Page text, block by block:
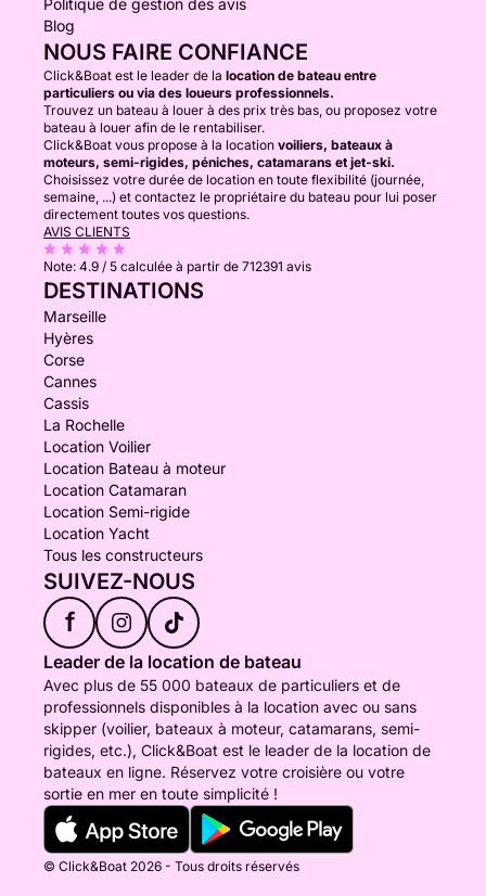
Politique de gestion des avis
Blog
NOUS FAIRE CONFIANCE
Click&Boat est le leader de la location de bateau entre
particuliers ou via des loueurs professionnels.
Trouvez un bateau à louer à des prix très bas, ou proposez votre
bateau à louer afin de le rentabiliser.
Click&Boat vous propose à la location voiliers, bateaux à
moteurs, semi-rigides, péniches, catamarans et jet-ski.
Choisissez votre durée de location en toute flexibilité (journée,
semaine, ...) et contactez le propriétaire du bateau pour lui poser
directement toutes vos questions.
AVIS CLIENTS
Note: 4.9 / 5 calculée à partir de 712391 avis
DESTINATIONS
Marseille
Hyères
Corse
Cannes
Cassis
La Rochelle
Location Voilier
Location Bateau à moteur
Location Catamaran
Location Semi-rigide
Location Yacht
Tous les constructeurs
SUIVEZ-NOUS
f
Leader de la location de bateau
Avec plus de 55 000 bateaux de particuliers et de
professionnels disponibles à la location avec ou sans
skipper (voilier, bateaux à moteur, catamarans, semi-
rigides, etc.), Click&Boat est le leader de la location de
bateaux en ligne. Réservez votre croisière ou votre
sortie en mer en toute simplicité !
© Click&Boat 2026 - Tous droits réservés